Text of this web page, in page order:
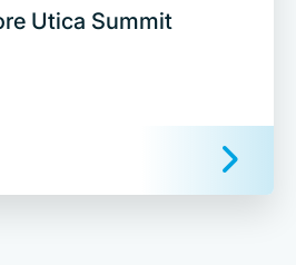
Utica Summit